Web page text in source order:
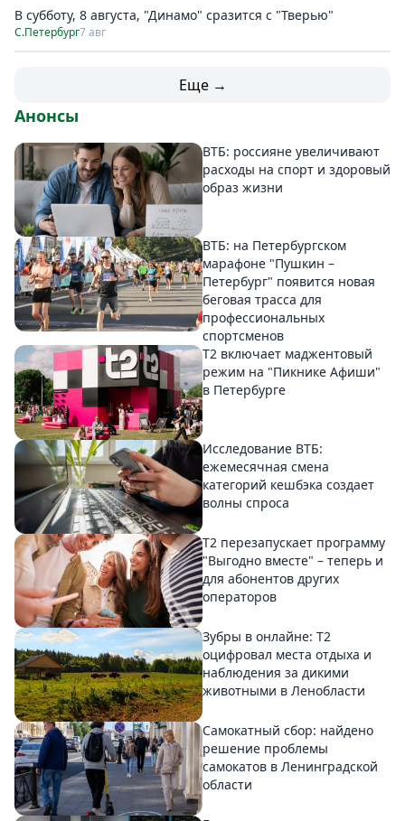
В субботу, 8 августа, "Динамо" сразится с "Тверью"
С.Петербург7 авг
Еще →
Анонсы
ВТБ: россияне увеличивают
расходы на спорт и здоровый
образ жизни
ВТБ: на Петербургском
марафоне "Пушкин –
Петербург" появится новая
беговая трасса для
профессиональных
спортсменов
Т2 включает маджентовый
режим на "Пикнике Афиши"
в Петербурге
Исследование ВТБ:
ежемесячная смена
категорий кешбэка создает
волны спроса
Т2 перезапускает программу
"Выгодно вместе" – теперь и
для абонентов других
операторов
Зубры в онлайне: Т2
оцифровал места отдыха и
наблюдения за дикими
животными в Ленобласти
Самокатный сбор: найдено
решение проблемы
самокатов в Ленинградской
области